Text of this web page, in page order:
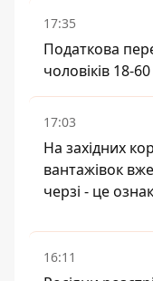
17:35
Податкова
чоловіків 18-
17:03
На західних
вантажівок
черзі - це
16:11